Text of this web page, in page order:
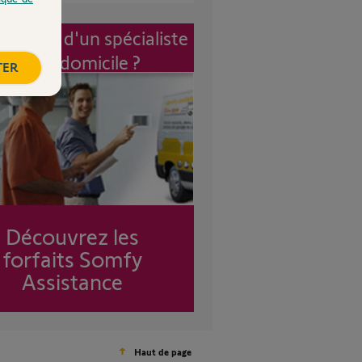
d'un spécialiste
à mon domicile ?
Découvrez les
forfaits Somfy
Assistance
Haut de page